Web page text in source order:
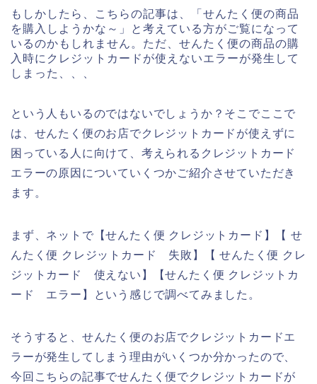
もしかしたら、こちらの記事は、「せんたく便の商品
を購入しようかな～」と考えている方がご覧になって
いるのかもしれません。ただ、せんたく便の商品の購
入時にクレジットカードが使えないエラーが発生して
しまった、、、
という人もいるのではないでしょうか？そこでここで
は、せんたく便のお店でクレジットカードが使えずに
困っている人に向けて、考えられるクレジットカード
エラーの原因についていくつかご紹介させていただき
ます。
まず、ネットで【せんたく便 クレジットカード】【 せ
んたく便 クレジットカード 失敗】【 せんたく便 クレ
ジットカード 使えない】【せんたく便 クレジットカ
ード エラー】という感じで調べてみました。
そうすると、せんたく便のお店でクレジットカードエ
ラーが発生してしまう理由がいくつか分かったので、
今回こちらの記事でせんたく便でクレジットカードが